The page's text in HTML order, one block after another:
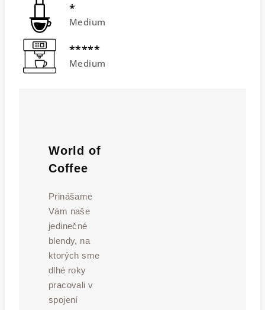
*
Medium
*****
Medium
World of
Coffee
Prinášame
Vám naše
jedinečné
blendy, na
ktorých sme
dlhé roky
pracovali v
spojení